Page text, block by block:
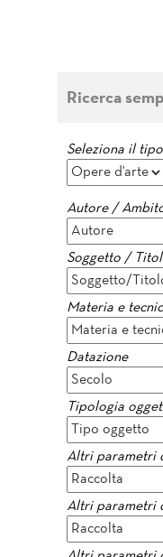
Ricerca
Seleziona il
Autore /
Soggetto /
Materia e
Datazione
Tipologia
Altri parametri
Altri parametri